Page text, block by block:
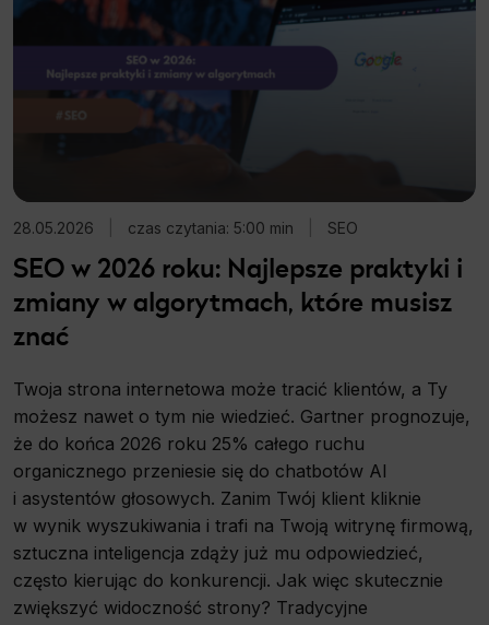
28.05.2026 czas czytania: 5:00 min SEO
SEO w 2026 roku: Najlepsze praktyki i
zmiany w algorytmach, które musisz
znać
Twoja strona internetowa może tracić klientów, a Ty
możesz nawet o tym nie wiedzieć. Gartner prognozuje,
że do końca 2026 roku 25% całego ruchu
organicznego przeniesie się do chatbotów AI
i asystentów głosowych. Zanim Twój klient kliknie
w wynik wyszukiwania i trafi na Twoją witrynę firmową,
sztuczna inteligencja zdąży już mu odpowiedzieć,
często kierując do konkurencji. Jak więc skutecznie
zwiększyć widoczność strony? Tradycyjne